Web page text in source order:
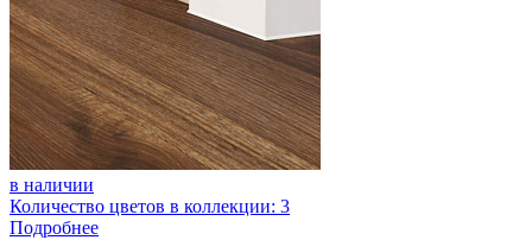
в наличии
Количество цветов в коллекции: 3
Подробнее